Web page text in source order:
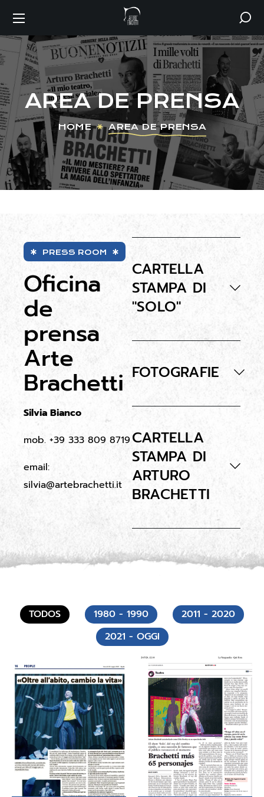
AREA DE PRENSA
HOME AREA DE PRENSA
PRESS ROOM
Oficina
de
prensa
Arte
Brachetti
Silvia Bianco
mob. +39 333 809 8719
email:
silvia@artebrachetti.it
CARTELLA
STAMPA DI
"SOLO"
FOTOGRAFIE
CARTELLA
STAMPA DI
ARTURO
BRACHETTI
TODOS 1980 - 1990
2011 - 2020
2021 - OGGI